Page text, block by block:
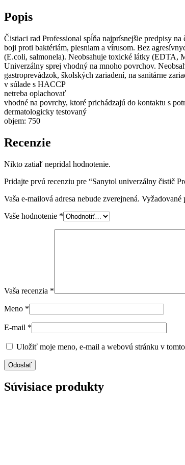
Popis
Čistiaci rad Professional spĺňa najprísnejšie predpisy
boji proti baktériám, plesniam a vírusom. Bez
(E.coli, salmonela). Neobsahuje toxické látky (EDTA,
Univerzálny sprej vhodný na mnoho povrchov.
gastroprevádzok, školských zariadení, na sanitárne
v súlade s HACCP
netreba oplachovať
vhodné na povrchy, ktoré prichádzajú do kontaktu s
dermatologicky testovaný
objem: 750
Recenzie
Nikto zatiaľ nepridal hodnotenie.
Pridajte prvú recenziu pre “Sanytol univerzálny čistič
Vaša e-mailová adresa nebude zverejnená. Vyžadované
Vaše hodnotenie *
Vaša recenzia *
Meno *
E-mail *
Uložiť moje meno, e-mail a webovú stránku v
Súvisiace produkty